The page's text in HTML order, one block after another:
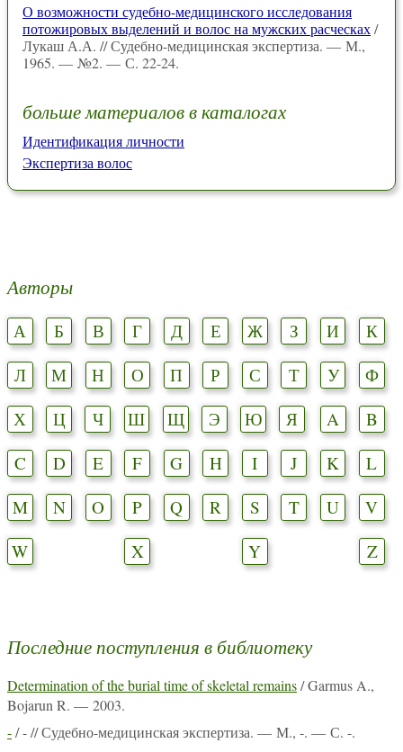
О возможности судебно-медицинского исследования
потожировых выделений и волос на мужских расческах/
Лукаш А.А. // Судебно-медицинская экспертиза. — М.,
1965. — №2. — С. 22-24.
больше материалов в каталогах
Идентификация личности
Экспертиза волос
Авторы
А Б В Г Д Е Ж З И
К
Л
М Н О П Р С Т У
Ф
Х
Ц Ч Ш Щ Э Ю Я A
B
C
D E F G H I J K
L
M
N O P Q R S T U
V
W
X Y Z
Последние поступления в библиотеку
Determination of the burial time of skeletal remains/ Garmus A.,
Bojarun R. — 2003.
-/ - // Судебно-медицинская экспертиза. — М., -. — С. -.